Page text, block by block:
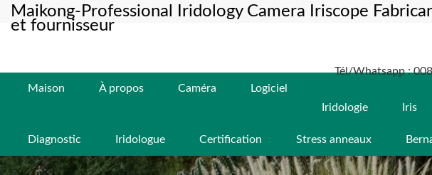
Maikong-Professional Iridology Camera Iriscope
et fournisseur
Tél/Whatsapp :
Maison
À propos Caméra
Logiciel
Iridologie
Iris
Diagnostic Iridologue Certification Stress anneaux